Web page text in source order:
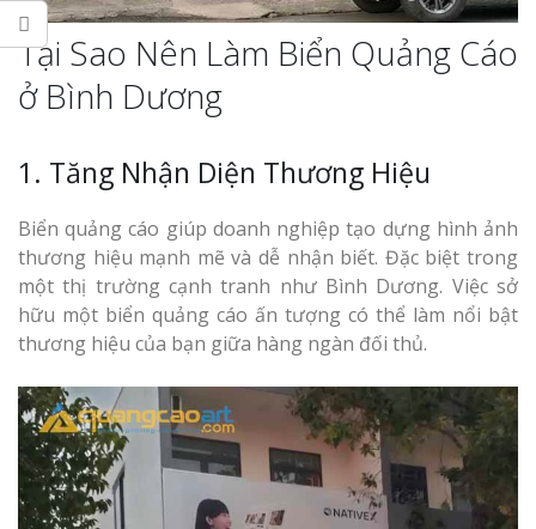
Tại Sao Nên Làm Biển Quảng Cáo
ở Bình Dương
1. Tăng Nhận Diện Thương Hiệu
Biển quảng cáo giúp doanh nghiệp tạo dựng hình ảnh
thương hiệu mạnh mẽ và dễ nhận biết. Đặc biệt trong
một thị trường cạnh tranh như Bình Dương. Việc sở
hữu một biển quảng cáo ấn tượng có thể làm nổi bật
thương hiệu của bạn giữa hàng ngàn đối thủ.
Làm Hộp
Cáo Tại Vinh Giá Rẻ
Ma Trận
Thi Công
Nghiệp
Làm Biển
Mica Tại Vinh Lấy
Làm biển
tại Vinh Nghệ An